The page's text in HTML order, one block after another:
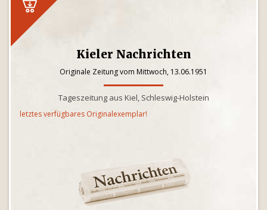
Kieler Nachrichten
Originale Zeitung vom Mittwoch, 13.06.1951
Tageszeitung aus Kiel, Schleswig-Holstein
letztes verfügbares Originalexemplar!